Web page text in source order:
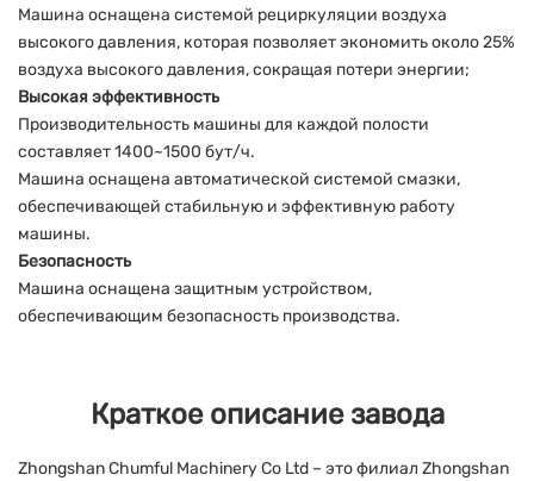
Машина оснащена системой рециркуляции воздуха
высокого давления, которая позволяет экономить около 25%
воздуха высокого давления, сокращая потери энергии;
Высокая эффективность
Производительность машины для каждой полости
составляет 1400~1500 бут/ч.
Машина оснащена автоматической системой смазки,
обеспечивающей стабильную и эффективную работу
машины.
Безопасность
Машина оснащена защитным устройством,
обеспечивающим безопасность производства.
Краткое описание завода
Zhongshan Chumful Machinery Co Ltd – это филиал Zhongshan